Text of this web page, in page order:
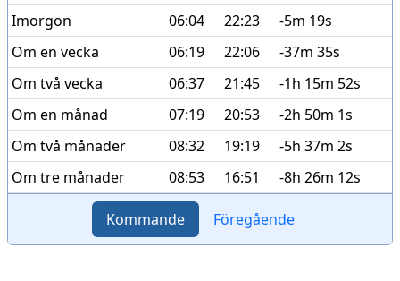
Imorgon
06:04 22:23
-5m 19s
Om en vecka
06:19 22:06
-37m 35s
Om två vecka
06:37 21:45
-1h 15m 52s
Om en månad
07:19 20:53
-2h 50m 1s
Om två månader
08:32 19:19
-5h 37m 2s
Om tre månader
08:53 16:51 -8h 26m 12s
Kommande Föregående